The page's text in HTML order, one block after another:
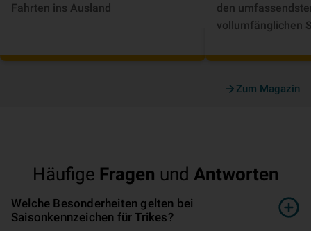
Fahrten ins Ausland
den
vollumfänglichen
Schäden durch
ab, sondern
Zum Magazin
Häufige Fragen und Antworten
Welche Besonderheiten gelten bei
Saisonkennzeichen für Trikes?